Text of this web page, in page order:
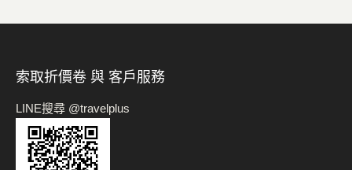
索取折價卷 與 客戶服務
LINE搜尋 @travelplus